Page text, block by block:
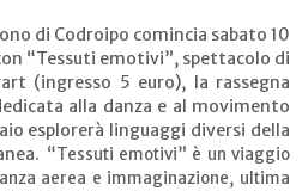
di Codroipo comincia sabato 10
“Tessuti emotivi”, spettacolo di
(ingresso 5 euro), la rassegna
alla danza e al movimento
esplorerà linguaggi diversi della
“Tessuti emotivi” è un viaggio
aerea e immaginazione, ultima